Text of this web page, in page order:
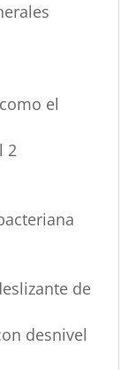
el
2
de
desnivel